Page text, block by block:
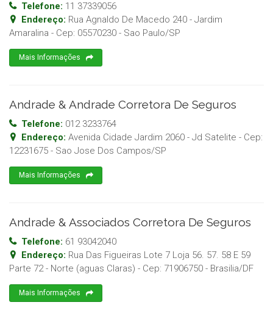
Telefone: 11 37339056
Endereço: Rua Agnaldo De Macedo 240 - Jardim
Amaralina - Cep: 05570230 - Sao Paulo/SP
Mais Informações
Andrade & Andrade Corretora De Seguros
Telefone: 012 3233764
Endereço: Avenida Cidade Jardim 2060 - Jd Satelite - Cep:
12231675 - Sao Jose Dos Campos/SP
Mais Informações
Andrade & Associados Corretora De Seguros
Telefone: 61 93042040
Endereço: Rua Das Figueiras Lote 7 Loja 56. 57. 58 E 59
Parte 72 - Norte (aguas Claras) - Cep: 71906750 - Brasilia/DF
Mais Informações